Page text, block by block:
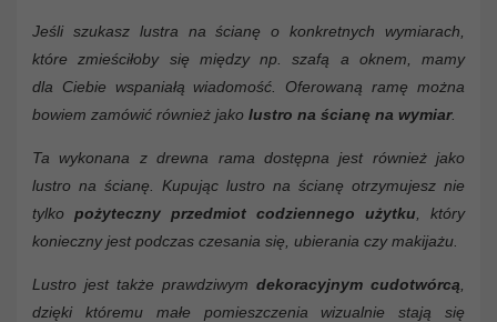
Jeśli szukasz lustra na ścianę o konkretnych wymiarach,
które zmieściłoby się między np. szafą a oknem, mamy
dla Ciebie wspaniałą wiadomość. Oferowaną ramę można
bowiem zamówić również jako lustro na ścianę na wymiar.
Ta wykonana z drewna rama dostępna jest również jako
lustro na ścianę. Kupując lustro na ścianę otrzymujesz nie
tylko pożyteczny przedmiot codziennego użytku , który
konieczny jest podczas czesania się, ubierania czy makijażu.
Lustro jest także prawdziwym dekoracyjnym cudotwórcą
dzięki któremu małe pomieszczenia wizualnie stają się